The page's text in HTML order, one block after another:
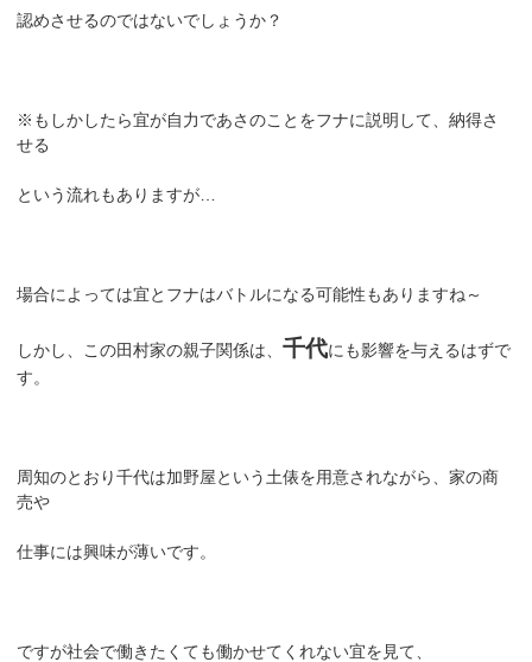
認めさせるのではないでしょうか？
※もしかしたら宜が自力であさのことをフナに説明して、納得さ
せる
という流れもありますが…
場合によっては宜とフナはバトルになる可能性もありますね～
しかし、この田村家の親子関係は、千代にも影響を与えるはずで
す。
周知のとおり千代は加野屋という土俵を用意されながら、家の商
売や
仕事には興味が薄いです。
ですが社会で働きたくても働かせてくれない宜を見て、